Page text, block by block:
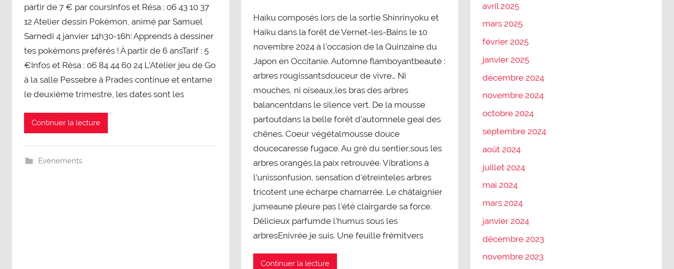
partir de 7 € par coursInfos et Résa : 06 43 10 37
12 Atelier dessin Pokémon, animé par Samuel
Samedi 4 janvier 14h30-16h: Apprends à dessiner
tes pokémons préférés ! À partir de 6 ansTarif : 5
€Infos et Résa : 06 84 44 60 24 L’Atelier jeu de Go
à la salle Pessebre à Prades continue et entame
le deuxième trimestre, les dates sont les
Continuer la lecture
Evènements
Haïku composés lors de la sortie Shinrinyoku et
Haïku dans la forêt de Vernet-les-Bains le 10
novembre 2024 à l’occasion de la Quinzaine du
Japon en Occitanie. Automne flamboyantbeauté :
arbres rougissantsdouceur de vivre… Ni
mouches, ni oiseaux,les bras des arbres
balancentdans le silence vert. De la mousse
partoutdans la belle forêt d’automnele geai des
chênes. Coeur végétalmousse douce
doucecaresse fugace. Au gré du sentier,sous les
arbres orangés,la paix retrouvée. Vibrations à
l’unissonfusion, sensation d’étreinteles arbres
tricotent une écharpe chamarrée. Le châtaignier
jumeaune pleure pas l’été clairgarde sa force.
Délicieux parfumde l’humus sous les
arbresEnivrée je suis. Une feuille frémitvers
Continuer la lecture
avril 2025
mars 2025
février 2025
janvier 2025
décembre 2024
novembre 2024
octobre 2024
septembre 2024
août 2024
juillet 2024
mai 2024
mars 2024
janvier 2024
décembre 2023
novembre 2023